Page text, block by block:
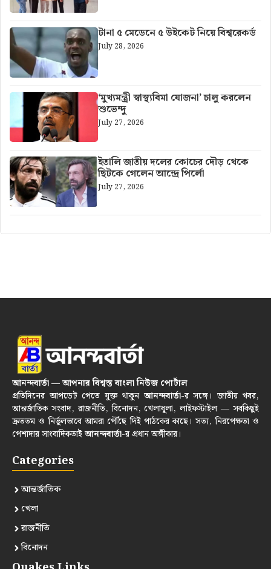
টানা ৫ মেডেনে ৫ উইকেট নিয়ে বিশ্বরেকর্ড
July 28, 2026
‘মুখ্যমন্ত্রী স্বাস্থ্যবিমা যোজনা’ চালু করলেন
শুভেন্দু
July 27, 2026
ইতালি জাতীয় দলের কোচের দৌড় থেকে
ছিটকে গেলেন আন্দ্রে পির্লো
July 27, 2026
আনন্দবার্তা — আপনার বিশ্বস্ত বাংলা নিউজ পোর্টাল
প্রতিদিনের আপডেট পেতে যুক্ত থাকুনআনন্দবার্তা-র সঙ্গে। জাতীয় খবর,
আন্তর্জাতিক সংবাদ, রাজনীতি, বিনোদন, খেলাধুলা, লাইফস্টাইল — সবকিছুই
দ্রুততম ও নির্ভুলভাবে আমরা পৌঁছে দিই পাঠকের কাছে। সত্য, নিরপেক্ষতা ও
পেশাদার সাংবাদিকতাইআনন্দবার্তা-র প্রধান অঙ্গীকার।
Categories
আন্তর্জাতিক
খেলা
রাজনীতি
বিনোদন